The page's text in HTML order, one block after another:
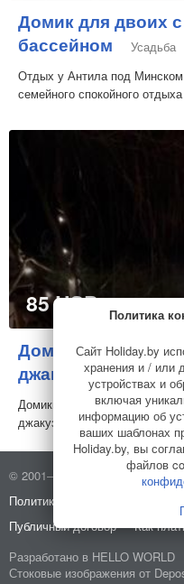
Домик для двоих
бассейном
Усадьба
Отдых у Антила под
семейного спокойного
85 USD за дом
Домик под
джакузи "У
Домики от 2 до 10 человек у
джакузи, купель
© 2001–2026 Holiday.by
Политика конфиденциальности
Публичный договор
Как
Разработано в HELLO WORLD
Стоковые изображения от
Политика
Сайт Holiday.by
хранения и / или
устройствах и
включая
информацию об
ваших шаблонах
Holiday.by, вы
файлов